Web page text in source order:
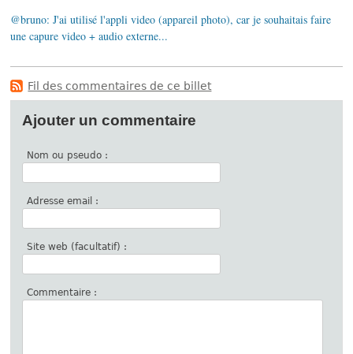
@bruno: J'ai utilisé l'appli video (appareil photo), car je souhaitais faire
une capure video + audio externe...
Fil des commentaires de ce billet
Ajouter un commentaire
Nom ou pseudo :
Adresse email :
Site web (facultatif) :
Commentaire :